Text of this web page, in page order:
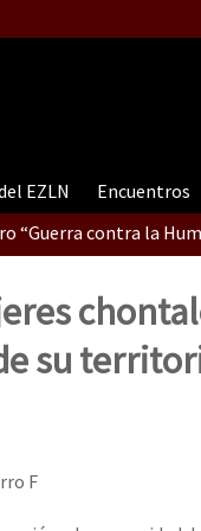
EZLN Encuentros
“Guerra contra la
“Guerra contra a
contra a
su
F